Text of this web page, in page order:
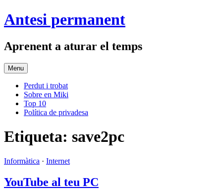
Skip
to
Antesi permanent
Aprenent a aturar el temps
Menu
Perdut i trobat
Sobre en Miki
Top 10
Política de privadesa
Etiqueta: save2pc
Informàtica · Internet
YouTube al teu PC